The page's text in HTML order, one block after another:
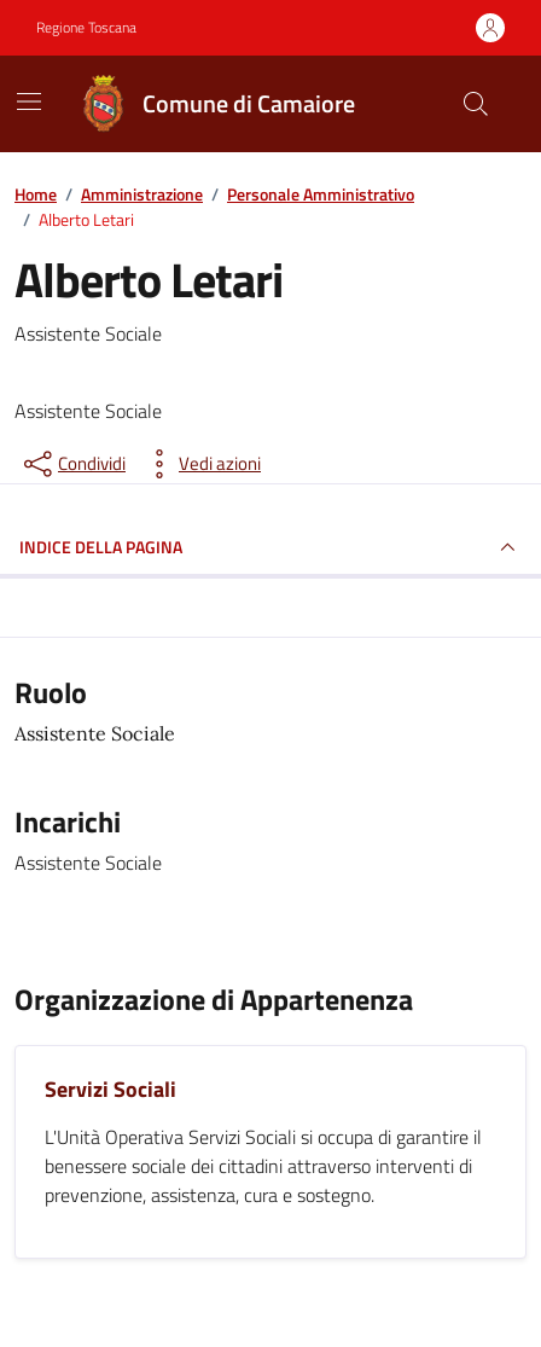
Regione Toscana
Comune di Camaiore
Contenuti in evidenza
Home / Amministrazione / Personale Amministrativo
/ Alberto Letari
Alberto Letari
Assistente Sociale
Assistente Sociale
Condividi Vedi azioni
INDICE DELLA PAGINA
Ruolo
Assistente Sociale
Incarichi
Assistente Sociale
Organizzazione di Appartenenza
Servizi Sociali
L'Unità Operativa Servizi Sociali si occupa di garantire il
benessere sociale dei cittadini attraverso interventi di
prevenzione, assistenza, cura e sostegno.